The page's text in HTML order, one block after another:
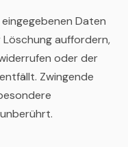
Daten
Löschung auffordern,
oder der
Zwingende